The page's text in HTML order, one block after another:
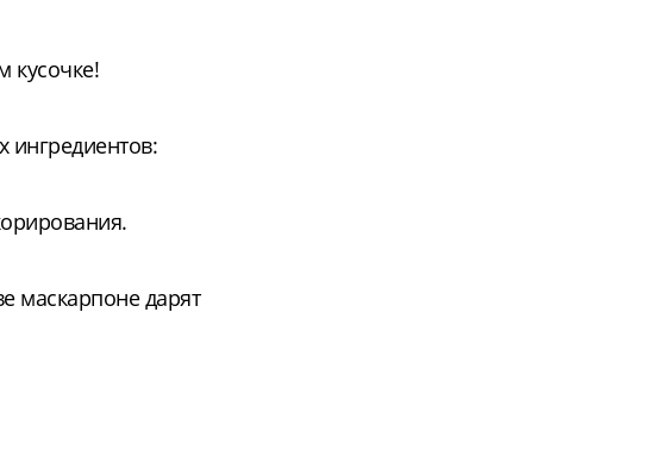
кусочке!
ингредиентов:
маскарпоне дарят